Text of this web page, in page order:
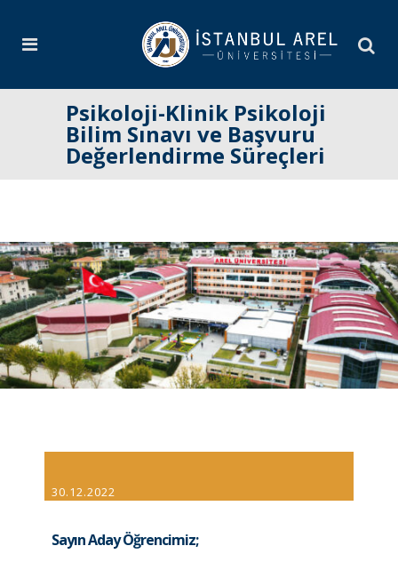
Psikoloji-Klinik Psikoloji
Bilim Sınavı ve Başvuru
Değerlendirme Süreçleri
30.12.2022
Sayın Aday Öğrencimiz;